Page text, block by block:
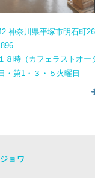
神奈川県平塚市明石町
８時（カフェラストオー
・第1・３・５火曜日
ョワ